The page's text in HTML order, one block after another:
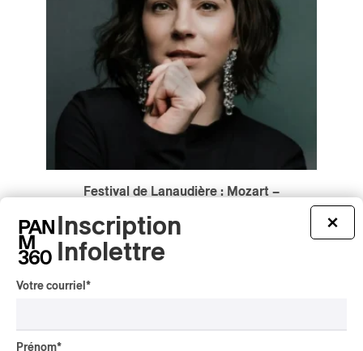
Festival de Lanaudière : Mozart –
Fernand-Lindsay
Festival de Lanaudière : Mozart – Portraits de
femmes à l’Amphithéâtre Fernand-Lindsay
×
Inscription
Infolettre
Votre courriel *
Prénom*